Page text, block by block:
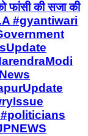
फांसी की सजा की
#gyantiwari